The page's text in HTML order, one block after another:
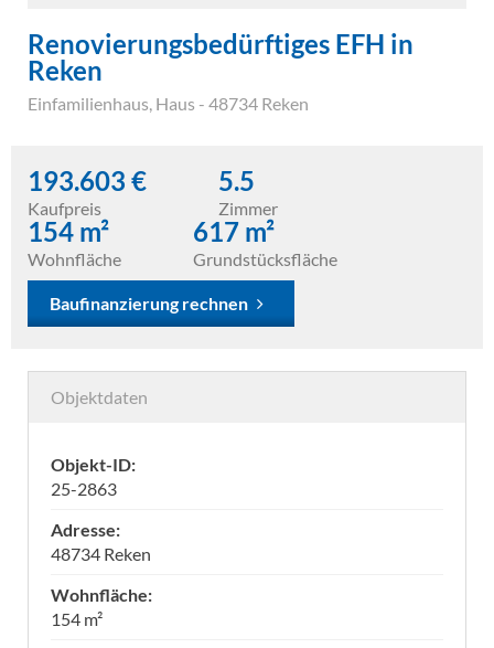
Renovierungsbedürftiges EFH in
Reken
Einfamilienhaus, Haus - 48734 Reken
193.603 €
Kaufpreis
5.5
Zimmer
154 m²
Wohnfläche
617 m²
Grundstücksfläche
Baufinanzierung rechnen
Objektdaten
Objekt-ID:
25-2863
Adresse:
48734 Reken
Wohnfläche:
154 m²